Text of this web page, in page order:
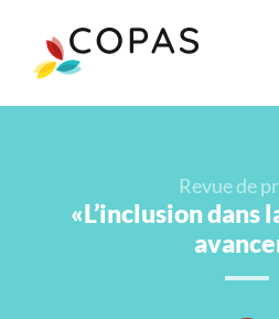
Revue de
«L’inclusion dans